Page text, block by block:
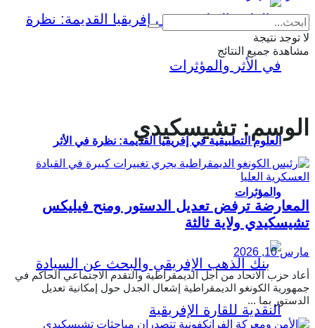
العلوم التطبيقية في إفريقيا القديمة: نظرة في الأثر
والمؤثرات
لا توجد نتيجة
مشاهدة جميع النتائج
الوسم:تشيسكيدي
المعارضة ترفض تعديل الدستور ومنح فيليكس
تشيسكيدي ولاية ثالثة
مارس 10, 2026
أعاد حزب الاتحاد من أجل الديمقراطية والتقدم الاجتماعي الحاكم في
جمهورية الكونغو الديمقراطية إشعال الجدل حول إمكانية تعديل
الدستور بما ...